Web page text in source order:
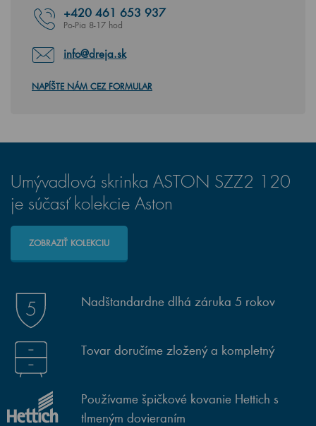
+420 461 653 937
Po-Pia 8-17 hod
info@dreja.sk
NAPÍŠTE NÁM CEZ FORMULAR
Umývadlová skrinka ASTON SZZ2 120
je súčasť kolekcie Aston
ZOBRAZIŤ KOLEKCIU
Nadštandardne dlhá záruka 5 rokov
Tovar doručíme zložený a kompletný
Používame špičkové kovanie Hettich s
tlmeným dovieraním